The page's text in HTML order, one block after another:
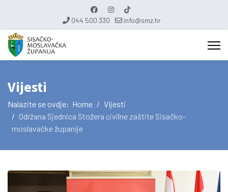
044 500 330 info@smz.hr
Vijesti
Nalazite se ovdje: Home
Vijesti
Održana Sjednica Stožera civilne zaštite Sisačko-
moslavačke županije